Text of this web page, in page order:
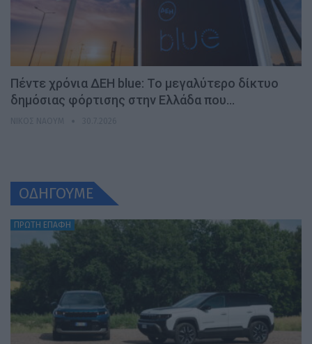
Πέντε χρόνια ΔΕΗ blue: Το μεγαλύτερο δίκτυο
δημόσιας φόρτισης στην Ελλάδα που…
ΟΔΗΓΟΥΜΕ
ΠΡΩΤΗ ΕΠΑΦΗ